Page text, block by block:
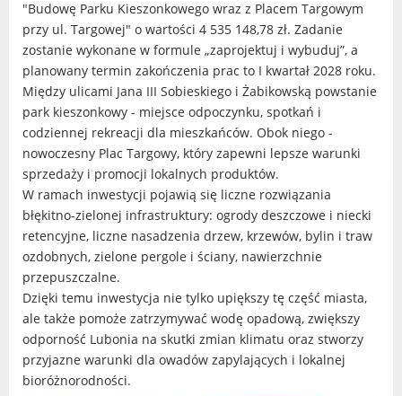
"Budowę Parku Kieszonkowego wraz z Placem Targowym
przy ul. Targowej" o wartości 4 535 148,78 zł. Zadanie
zostanie wykonane w formule „zaprojektuj i wybuduj”, a
planowany termin zakończenia prac to I kwartał 2028 roku.
Między ulicami Jana III Sobieskiego i Żabikowską powstanie
park kieszonkowy - miejsce odpoczynku, spotkań i
codziennej rekreacji dla mieszkańców. Obok niego -
nowoczesny Plac Targowy, który zapewni lepsze warunki
sprzedaży i promocji lokalnych produktów.
W ramach inwestycji pojawią się liczne rozwiązania
błękitno-zielonej infrastruktury: ogrody deszczowe i niecki
retencyjne, liczne nasadzenia drzew, krzewów, bylin i traw
ozdobnych, zielone pergole i ściany, nawierzchnie
przepuszczalne.
Dzięki temu inwestycja nie tylko upiększy tę część miasta,
ale także pomoże zatrzymywać wodę opadową, zwiększy
odporność Lubonia na skutki zmian klimatu oraz stworzy
przyjazne warunki dla owadów zapylających i lokalnej
bioróżnorodności.